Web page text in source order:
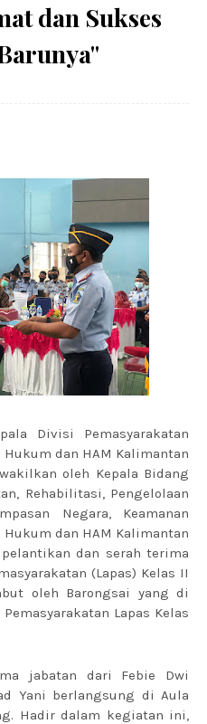
dan Sukses
Divisi Pemasyarakatan
dan HAM Kalimantan
oleh Kepala Bidang
Rehabilitasi, Pengelolaan
Negara, Keamanan
dan HAM Kalimantan
dan serah terima
(Lapas) Kelas II
oleh Barongsai yang di
Lapas Kelas
jabatan dari Febie Dwi
Yani berlangsung di Aula
Hadir dalam kegiatan ini,